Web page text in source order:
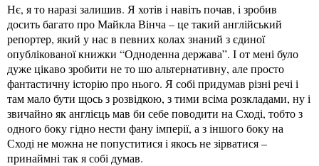
Нє, я то наразі залишив. Я хотів і навіть почав, і зробив
досить багато про Майкла Вінча – це такий англійський
репортер, який у нас в певних колах знаний з єдиної
опублікованої книжки “Одноденна держава”. І от мені було
дуже цікаво зробити не то шо альтернативну, але просто
фантастичну історію про нього. Я собі придумав різні речі і
там мало бути щось з розвідкою, з тими всіма розкладами, ну і
звичайно як англієць мав би себе поводити на Сході, тобто з
одного боку гідно нести фану імперії, а з іншого боку на
Сході не можна не попуститися і якось не зірватися –
принаймні так я собі думав.